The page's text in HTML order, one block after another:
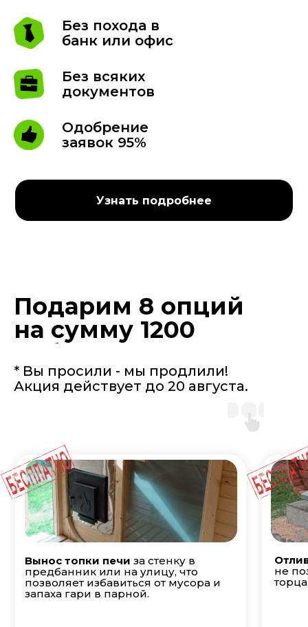
Без похода в
банк или офис
Без всяких
документов
Одобрение
заявок 95%
Узнать подробнее
Подарим 8 опций
на сумму 1200
руб.
* Вы просили - мы продлили!
Акция действует до 20 августа.
не
Вынос топки печи за стенку в
предбанник или на улицу, что
позволяет избавиться от мусора и
запаха гари в парной.